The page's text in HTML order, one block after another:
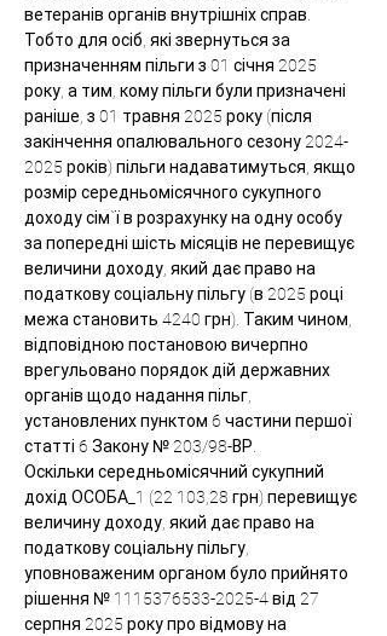
ветеранів органів внутрішніх справ.
Тобто для осіб, які звернуться за
призначенням пільги з 01 січня 2025
року, а тим, кому пільги були призначені
раніше, з 01 травня 2025 року (після
закінчення опалювального сезону 2024-
2025 років) пільги надаватимуться, якщо
розмір середньомісячного сукупного
доходу сім`ї в розрахунку на одну особу
за попередні шість місяців не перевищує
величини доходу, який дає право на
податкову соціальну пільгу (в 2025 році
межа становить 4240 грн). Таким чином,
відповідною постановою вичерпно
врегульовано порядок дій державних
органів щодо надання пільг,
установлених пунктом 6 частини першої
статті 6 Закону № 203/98-ВР.
Оскільки середньомісячний сукупний
дохід ОСОБА_1 (22 103,28 грн) перевищує
величину доходу, який дає право на
податкову соціальну пільгу,
уповноваженим органом було прийнято
рішення № 1115376533-2025-4 від 27
серпня 2025 року про відмову на